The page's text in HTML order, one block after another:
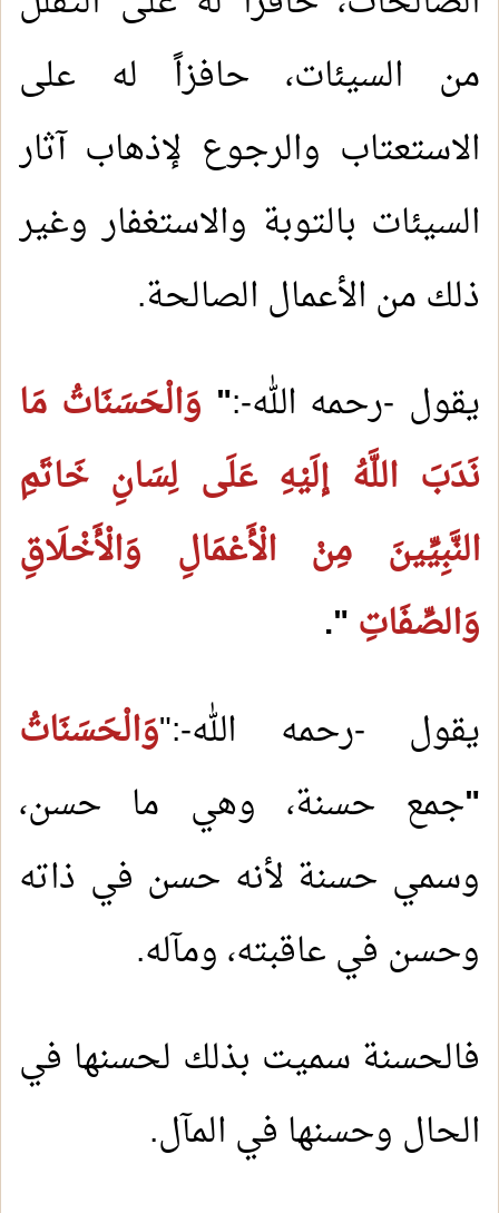
من السيئات، حافزاً له على
الاستعتاب والرجوع لإذهاب آثار
السيئات بالتوبة والاستغفار وغير
ذلك من الأعمال الصالحة.
يقول -رحمه الله-:" وَالْحَسَنَاتُ مَا
نَدَبَ اللَّهُ إلَيْهِ عَلَى لِسَانِ خَاتَمِ
النَّبِيِّينَ مِنْ الْأَعْمَالِ وَالْأَخْلَاقِ
وَالصِّفَاتِ".
يقول -رحمه الله-:"وَالْحَسَنَاتُ
"جمع حسنة، وهي ما حسن،
وسمي حسنة لأنه حسن في ذاته
وحسن في عاقبته، ومآله.
فالحسنة سميت بذلك لحسنها في
الحال وحسنها في المآل.